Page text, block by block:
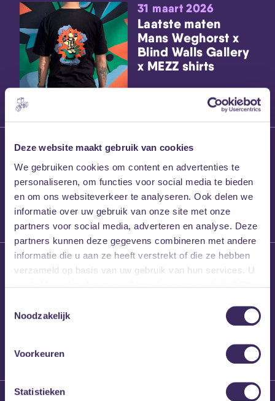
Deze website maakt gebruik van cookies
We gebruiken cookies om content en advertenties te
personaliseren, om functies voor social media te bieden
en om ons websiteverkeer te analyseren. Ook delen we
informatie over uw gebruik van onze site met onze
partners voor social media, adverteren en analyse. Deze
partners kunnen deze gegevens combineren met andere
informatie die u aan ze heeft verstrekt of die ze hebben
verzameld op basis van uw gebruik van hun services. U
Noodzakelijk
Voorkeuren
Statistieken
31 maart 2026
Laatste maten
Mans Weghorst x
Blind Walls Gallery
x MEZZ shirts
27 maart 2026
Willem’s Blog:
Frans Kalf
26 maart 2026
Willem’s Blog: High